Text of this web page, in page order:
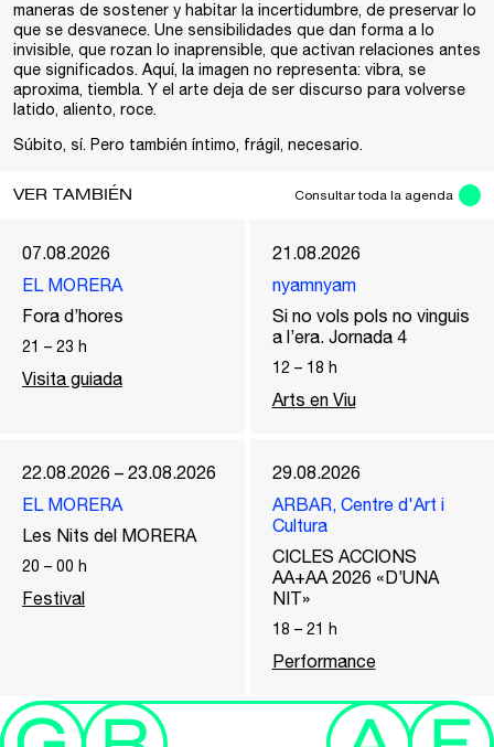
maneras de sostener y habitar la incertidumbre, de preservar lo
que se desvanece. Une sensibilidades que dan forma a lo
invisible, que rozan lo inaprensible, que activan relaciones antes
que significados. Aquí, la imagen no representa: vibra, se
aproxima, tiembla. Y el arte deja de ser discurso para volverse
latido, aliento, roce.
Súbito, sí. Pero también íntimo, frágil, necesario.
VER TAMBIÉN Consultar toda la agenda
07.08.2026
EL MORERA
Fora d’hores
21 – 23 h
Visita guiada
21.08.2026
nyamnyam
Si no vols pols no vinguis
a l’era. Jornada 4
12 – 18 h
Arts en Viu
22.08.2026 – 23.08.2026
EL MORERA
Les Nits del MORERA
20 – 00 h
Festival
29.08.2026
ARBAR, Centre d'Art i
Cultura
CICLES ACCIONS
AA+AA 2026 «D’UNA
NIT»
18 – 21 h
Performance